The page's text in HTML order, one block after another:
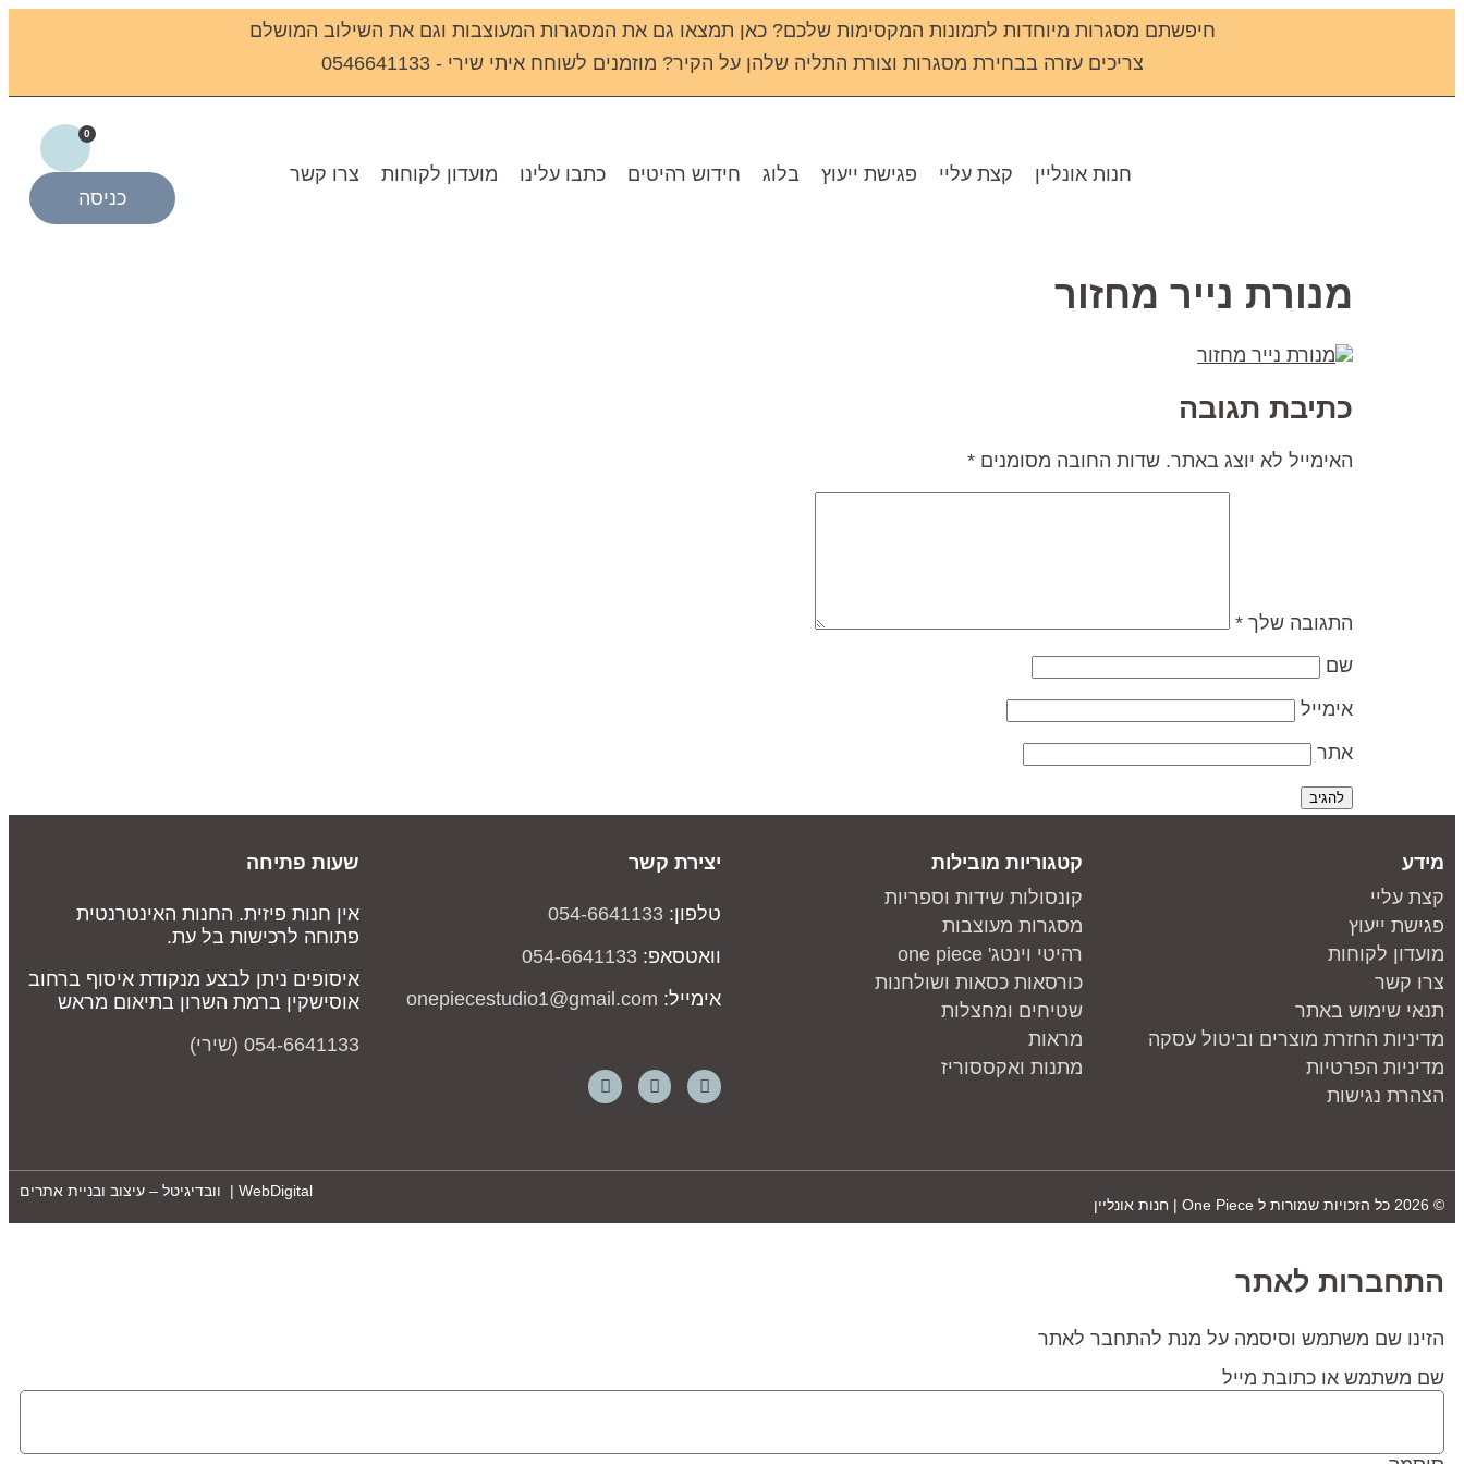
חיפשתם מסגרות מיוחדות לתמונות המקסימות שלכם? כאן תמצאו גם את המסגרות המעוצבות וגם את השילוב המושלם
צריכים עזרה בבחירת מסגרות וצורת התליה שלהן על הקיר? מוזמנים לשוחח איתי שירי - 0546641133
חנות אונליין קצת עליי פגישת ייעוץ בלוג חידוש רהיטים כתבו עלינו מועדון לקוחות צרו קשר
0
כניסה
מנורת נייר מחזור
כתיבת תגובה
האימייל לא יוצג באתר. שדות החובה מסומנים *
התגובה שלך *
שם
אימייל
אתר
מידע
קצת עליי
פגישת ייעוץ
מועדון לקוחות
צרו קשר
תנאי שימוש באתר
מדיניות החזרת מוצרים וביטול עסקה
מדיניות הפרטיות
הצהרת נגישות
קטגוריות מובילות
קונסולות שידות וספריות
מסגרות מעוצבות
רהיטי וינטג' one piece
כורסאות כסאות ושולחנות
שטיחים ומחצלות
מראות
מתנות ואקססוריז
יצירת קשר
טלפון: 054-6641133
וואטסאפ: 054-6641133
אימייל: onepiecestudio1@gmail.com
שעות פתיחה
אין חנות פיזית. החנות האינטרנטית
פתוחה לרכישות בל עת.
איסופים ניתן לבצע מנקודת איסוף ברחוב
אוסישקין ברמת השרון בתיאום מראש
054-6641133 (שירי)
© 2026 כל הזכויות שמורות ל One Piece | חנות אונליין
WebDigital | וובדיגיטל – עיצוב ובניית אתרים
התחברות לאתר
הזינו שם משתמש וסיסמה על מנת להתחבר לאתר
שם משתמש או כתובת מייל